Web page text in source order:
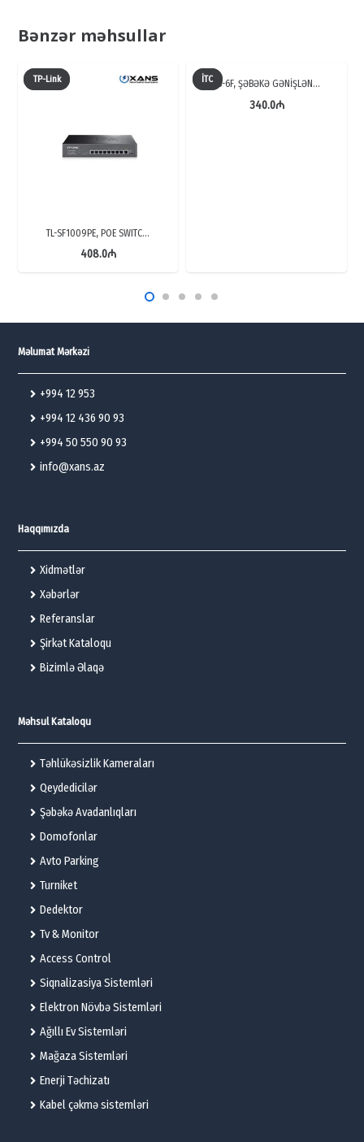
Bənzər məhsullar
TP-Link
TL-SF1009PE, POE SWITC…
408.0₼
İTCTS-6F, ŞƏBƏKƏ GƏNİŞLƏN…
340.0₼
Məlumat Mərkəzi
+994 12 953
+994 12 436 90 93
+994 50 550 90 93
info@xans.az
Haqqımızda
Xidmətlər
Xəbərlər
Referanslar
Şirkət Kataloqu
Bizimlə Əlaqə
Məhsul Kataloqu
Təhlükəsizlik Kameraları
Qeydedicilər
Şəbəkə Avadanlıqları
Domofonlar
Avto Parking
Turniket
Dedektor
Tv & Monitor
Access Control
Siqnalizasiya Sistemləri
Elektron Növbə Sistemləri
Ağıllı Ev Sistemləri
Mağaza Sistemləri
Enerji Təchizatı
Kabel çəkmə sistemləri